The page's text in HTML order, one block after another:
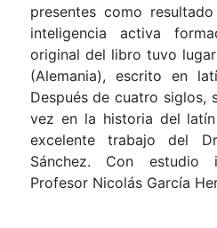
presentes como
inteligencia activa
original del libro tuvo
(Alemania), escrito en
Después de cuatro siglos,
vez en la historia del
excelente trabajo del
Sánchez. Con
Profesor Nicolás García